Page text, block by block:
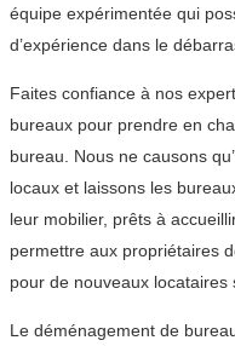
équipe expérimentée qui
d’expérience dans le
Faites confiance à nos
bureaux pour prendre en
bureau. Nous ne causons
locaux et laissons les
leur mobilier, prêts à
permettre aux propriétaires
pour de nouveaux locataires
Le déménagement de